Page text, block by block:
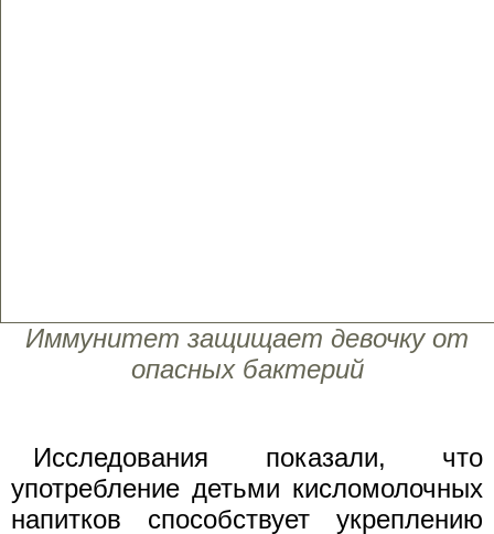
Иммунитет защищает девочку от
опасных бактерий
Исследования показали, что
употребление детьми кисломолочных
напитков способствует укреплению